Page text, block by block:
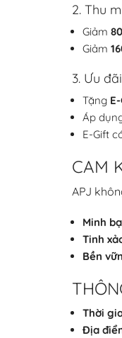
2. Thu
Giảm
Giảm
3. Ưu
Tặng
Áp
E-Gift
CAM
APJ
Minh
Tinh
Bền
Thời
Địa